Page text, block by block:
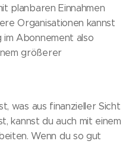
planbaren Einnahmen
Organisationen kannst
Abonnement also
größerer
was aus finanzieller Sicht
kannst du auch mit einem
Wenn du so gut